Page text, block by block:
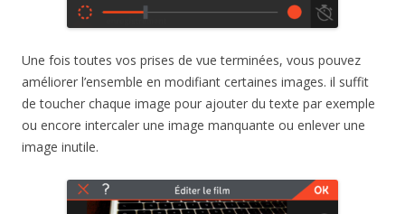
Une fois toutes vos prises de vue terminées, vous pouvez
améliorer l’ensemble en modifiant certaines images. il suffit
de toucher chaque image pour ajouter du texte par exemple
ou encore intercaler une image manquante ou enlever une
image inutile.